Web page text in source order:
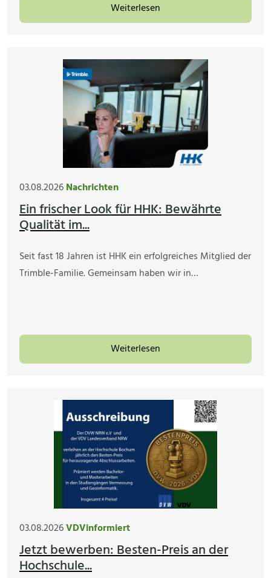
Weiterlesen
03.08.2026Nachrichten
Ein frischer Look für HHK: Bewährte
Qualität im...
Seit fast 18 Jahren ist HHK ein erfolgreiches Mitglied der
Trimble-Familie. Gemeinsam haben wir in…
Weiterlesen
03.08.2026VDVinformiert
Jetzt bewerben: Besten-Preis an der
Hochschule...